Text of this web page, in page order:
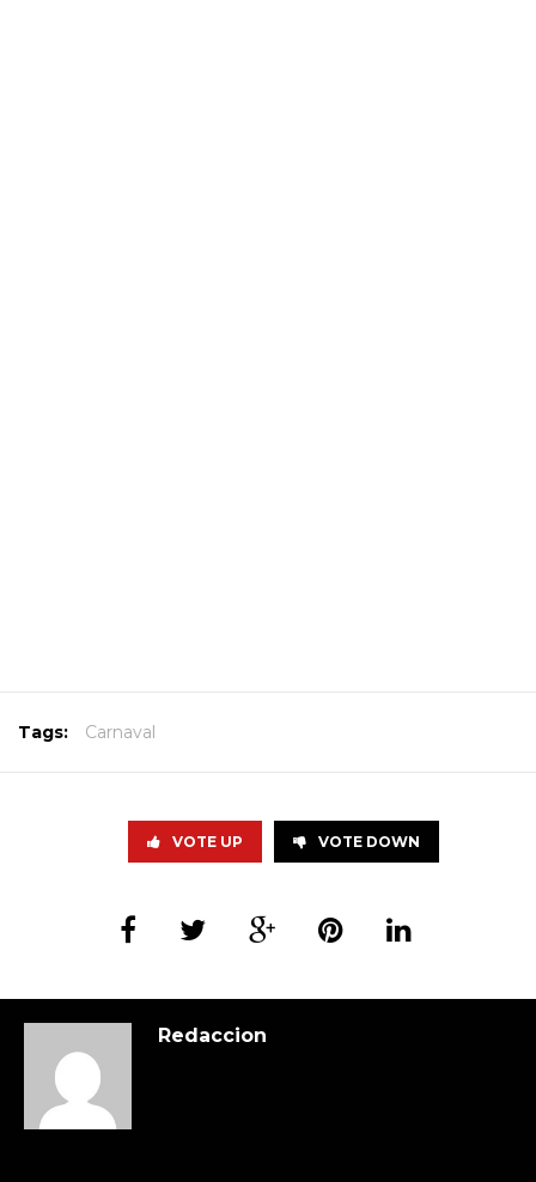
Tags: Carnaval
VOTE UP VOTE DOWN
Redaccion